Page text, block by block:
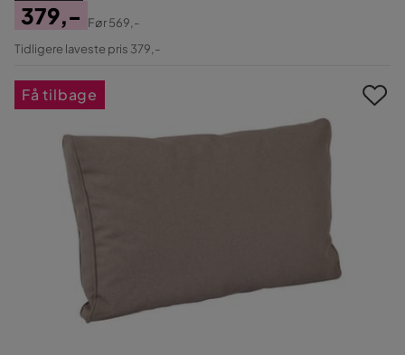
Pris
379,-
Original
Før569,-
Tidligere laveste pris 379,-
Få tilbage